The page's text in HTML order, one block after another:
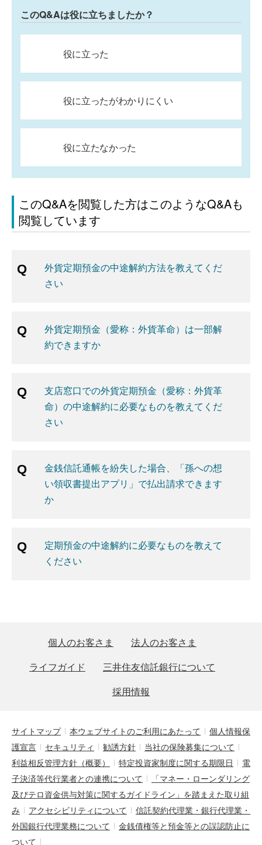
このQ&Aは役に立ちましたか？
役に立った
役に立ったがわかりにくい
役に立たなかった
このQ&Aを閲覧した方はこのようなQ&Aも
閲覧しています
外貨定期預金の中途解約方法を教えてくだ
さい
外貨定期預金（愛称：外貨革命）は一部解
約できますか
支店窓口での外貨定期預金（愛称：外貨革
命）の中途解約に必要なものを教えてくだ
さい
金銭信託通帳を紛失した場合、「孫への想
い領収書提出アプリ」で払出請求できます
か
定期預金の中途解約に必要なものを教えて
ください
個人のお客さま
法人のお客さま
ライフガイド
三井住友信託銀行について
採用情報
サイトマップ 本ウェブサイトのご利用にあたって
個人情報保
護宣言
セキュリティ 勧誘方針
当社の保険募集について
利益相反管理方針（概要）
特定投資家制度に関する期限日
電
子決済等代行業者との連携について
「マネー・ローンダリング
及びテロ資金供与対策に関するガイドライン」を踏まえた取り組
み
アクセシビリティについて
信託契約代理業・銀行代理業・
外国銀行代理業務について
金銭債権等と預金等との誤認防止に
ついて